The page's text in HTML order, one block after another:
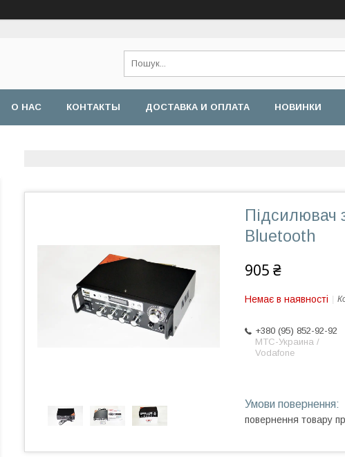
О НАС КОНТАКТЫ ДОСТАВКА И ОПЛАТА НОВИНКИ
Підсилювач
Bluetooth
905 ₴
Немає в наявності
+380 (95) 852-92-92
МТС-Украина /
Vodafone
повернення товару